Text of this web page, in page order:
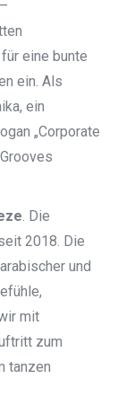
–
eine bunte
ein. Als
ein
„Corporate
. Die
2018. Die
und
mit
zum
tanzen